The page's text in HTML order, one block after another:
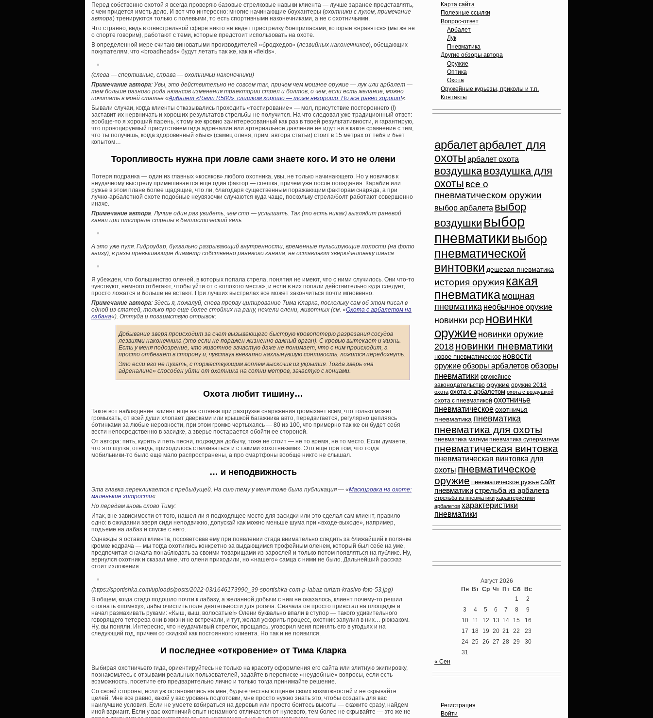
Перед собственно охотой я всегда проверяю базовые стрелковые навыки клиента — лучше заранее представлять,
с чем придется иметь дело. И вот что интересно: многие начинающие боухантеры (охотники с луком, примечание
автора) тренируются только с полевыми, то есть спортивными наконечниками, а не с охотничьими.
Что странно, ведь в огнестрельной сфере никто не ведет пристрелку боеприпасами, которые «нравятся» (мы же не
о спорте говорим), работают с теми, которые предстоит использовать на охоте.
В определенной мере считаю виноватыми производителей «бродхедов» (лезвийных наконечников), обещающих
покупателям, что «broadheads» будут летать так же, как и «fields».
(слева — спортивные, справа — охотничьи наконечники)
Примечание автора: Увы, это действительно не совсем так, причем чем мощнее оружие — лук или арбалет —
тем больше разного рода нюансов изменения траектории стрел и болтов, о чем, если есть желание, можно
почитать в моей статье «Арбалет «Ravin R500»: слишком хорошо — тоже нехорошо. Но все равно хорошо!«.
Бывали случаи, когда клиенты отказывались проходить «тестирование» — мол, присутствие постороннего (!)
заставит их нервничать и хороших результатов стрельбы не получится. На что следовал уже традиционный ответ:
вообще-то я хороший парень, к тому же кровно заинтересованный как раз в твоей результативности, и гарантирую,
что провоцируемый присутствием гида адреналин или артериальное давление не идут ни в какое сравнение с тем,
что ты получишь, когда здоровенный «бык» (самец оленя, прим. автора статьи) стоит в 15 метрах от тебя и бьет
копытом…
Торопливость нужна при ловле сами знаете кого. И это не олени
Потеря подранка — один из главных «косяков» любого охотника, увы, не только начинающего. Но у новичков к
неудачному выстрелу примешивается еще один фактор — спешка, причем уже после попадания. Карабин или
ружье в этом плане более щадящие, что ли, благодаря существенным поражающим факторам снаряда, а при
лучно-арбалетной охоте подобные неувязочки случаются куда чаще, поскольку стрела/болт работают совершенно
иначе.
Примечание автора. Лучше один раз увидеть, чем сто — услышать. Так (то есть никак) выглядит раневой
канал при отстреле стрелы в баллистический гель
А это уже пуля. Гидроудар, буквально разрывающий внутренности, временные пульсирующие полости (на фото
внизу), в разы превышающие диаметр собственно раневого канала, не оставляют зверю/человеку шанса.
Я убежден, что большинство оленей, в которых попала стрела, понятия не имеют, что с ними случилось. Они что-то
чувствуют, немного отбегают, чтобы уйти от с «плохого места», и если в них попали действительно куда следует,
просто ложатся и больше не встают. При лучших выстрелах все может закончиться почти мгновенно.
Примечание автора: Здесь я, пожалуй, снова прерву цитирование Тима Кларка, поскольку сам об этом писал в
одной из статей, только про еще более стойких на рану, нежели олени, животных (см. «Охота с арбалетом на
кабана«). Оттуда и позаимствую отрывок:
Добывание зверя происходит за счет вызывающего быструю кровопотерю разрезания сосудов
лезвиями наконечника (это если не поражен жизненно важный орган). С кровью вытекает и жизнь.
Есть у меня подозрение, что животное зачастую даже не понимает, что с ним происходит, а
просто отбегает в сторону и, чувствуя внезапно нахлынувшую сонливость, ложится передохнуть.
Это если его не пугать, с торжествующим воплем выскочив из укрытия. Тогда зверь «на
адреналине» способен уйти от охотника на сотни метров, зачастую с концами.
Охота любит тишину…
Такое вот наблюдение: клиент еще на стоянке при разгрузке снаряжения громыхает всем, что только может
громыхать, от всей души хлопает дверками или крышкой багажника авто, передвигается, регулярно цепляясь
ботинками за любые неровности, при этом громко чертыхаясь — 80 из 100, что примерно так же он будет себя
вести непосредственно в засидке, а зверье постарается обойти ее стороной.
От автора: пить, курить и петь песни, поджидая добычу, тоже не стоит — не то время, не то место. Если думаете,
что это шутка, отнюдь, приходилось сталкиваться и с такими «охотниками». Это еще при том, что тогда
мобильники-то было еще мало распространены, а про смартфоны вообще никто не слышал.
… и неподвижность
Эта главка перекликается с предыдущей. На сию тему у меня тоже была публикация — «Маскировка на охоте:
маленькие хитрости«.
Но передам вновь слово Тиму:
Итак, вне зависимости от того, нашел ли я подходящее место для засидки или это сделал сам клиент, правило
одно: в ожидании зверя сиди неподвижно, допускай как можно меньше шума при «входе-выходе», например,
подъеме на лабаз и спуске с него.
Однажды я оставил клиента, посоветовав ему при появлении стада внимательно следить за ближайший к полянке
кромке кедрача — мы тогда охотились конкретно за выдающимся трофейным оленем, который был себе на уме,
предпочитая сначала понаблюдать за своими товарищами из зарослей и только потом появляться на публике. Ну,
вернулся охотник и сказал мне, что олени приходили, но «нашего» самца с ними не было. Дальнейший рассказ
стоит изложения.
(https://sportishka.com/uploads/posts/2022-03/1646173990_39-sportishka-com-p-labaz-turizm-krasivo-foto-53.jpg)
В общем, когда стадо подошло почти к лабазу, а желанной добычи с ним не оказалось, клиент почему-то решил
отогнать «помеху», дабы очистить поле деятельности для рогача. Сначала он просто привстал на площадке и
начал размахивать руками: «Кыш, кыш, волосатые!» Олени буквально впали в ступор — такого удивительного
говорящего тетерева они в жизни не встречали, и тут, желая ускорить процесс, охотник запулил в них… рюкзаком.
Ну, вы поняли. Интересно, что неудачливый стрелок, прощаясь, уговорил меня принять его в угодьях и на
следующий год, причем со скидкой как постоянного клиента. Но так и не появился.
И последнее «откровение» от Тима Кларка
Выбирая охотничьего гида, ориентируйтесь не только на красоту оформления его сайта или элитную экипировку,
познакомьтесь с отзывами реальных пользователей, задайте в переписке «неудобные» вопросы, если есть
возможность, посетите его предварительно лично и только тогда принимайте решение.
Со своей стороны, если уж остановились на мне, будьте честны в оценке своих возможностей и не скрывайте
целей. Мне все равно, какой у вас уровень подготовки, мне просто нужно знать это, чтобы создать для вас
наилучшие условия. Если не умеете взбираться на деревья или просто боитесь высоты — скажите сразу, найдем
иной вариант. Если у вас охотничий опыт ненамного отличается от нулевого, тем более не скрывайте — это же не
Карта сайта
Полезные ссылки
Вопрос-ответ
Арбалет
Лук
Пневматика
Другие обзоры автора
Оружие
Оптика
Охота
Оружейные курьезы, приколы и т.п.
Контакты
арбалетарбалет для
охоты арбалет охота
воздушкавоздушка для
охоты все о
пневматическом оружии
выбор арбалета выбор
воздушки выбор
пневматикивыбор
пневматической
винтовки дешевая пневматика
история оружия какая
пневматика мощная
пневматика необычное оружие
новинки pcp новинки
оружие новинки оружие
2018 новинки пневматики
новое пневматическое новости
оружиеобзоры арбалетов обзоры
пневматики оружейное
законодательство оружие оружие 2018
охота охота с арбалетом охота с воздушкой
охота с пневматикой охотничье
пневматическое охотничья
пневматика пневматика
пневматика для охоты
пневматика магнум пневматика супермагнум
пневматическая винтовка
пневматическая винтовка для
охоты пневматическое
оружие пневматическое ружье сайт
пневматикистрельба из арбалета
стрельба из пневматики характеристики
арбалетов характеристики
пневматики
Август 2026
Пн Вт Ср Чт Пт Сб Вс
1
2
3
4 5 6 7 8
9
10
11 12 13 14 15
16
17
18 19 20 21 22
23
24 25 26 27 28 29
30
31
« Сен
Регистрация
Войти